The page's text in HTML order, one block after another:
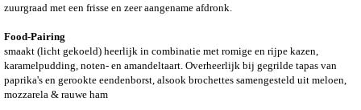
zuurgraad met een frisse en zeer aangename afdronk.
Food-Pairing
smaakt (licht gekoeld) heerlijk in combinatie met romige en rijpe kazen,
karamelpudding, noten- en amandeltaart. Overheerlijk bij gegrilde tapas van
paprika's en gerookte eendenborst, alsook brochettes samengesteld uit meloen,
mozzarela & rauwe ham